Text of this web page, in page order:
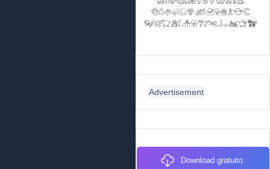
Advertisement
Download gratuito